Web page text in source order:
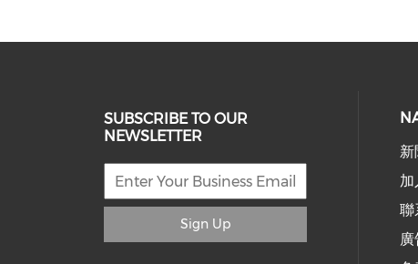
SUBSCRIBE TO OUR
NEWSLETTER
Sign Up
新
加
聯